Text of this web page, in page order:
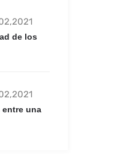
de los
entre una